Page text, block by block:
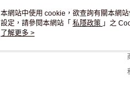
本網站中使用 cookie，欲查詢有關本網
設定，請參閱本網站「 私隱政策 」之
用 cookie。
了解更多 >